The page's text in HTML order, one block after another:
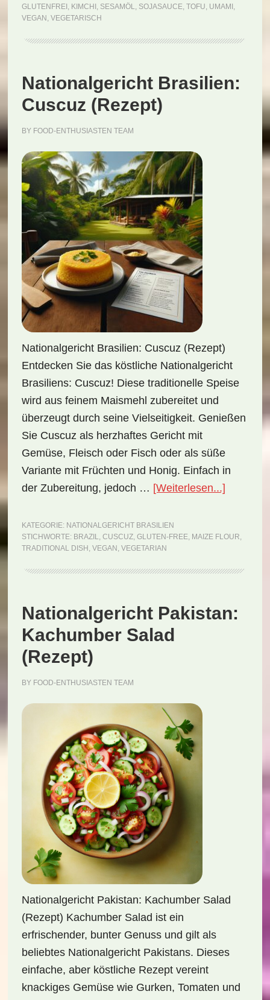
GLUTENFREI , KIMCHI , SESAMÖL, SOJASAUCE, TOFU, UMAMI ,
VEGAN , VEGETARISCH
Nationalgericht Brasilien:
Cuscuz (Rezept)
BY FOOD-ENTHUSIASTEN TEAM
Nationalgericht Brasilien: Cuscuz (Rezept)
Entdecken Sie das köstliche Nationalgericht
Brasiliens: Cuscuz! Diese traditionelle Speise
wird aus feinem Maismehl zubereitet und
überzeugt durch seine Vielseitigkeit. Genießen
Sie Cuscuz als herzhaftes Gericht mit
Gemüse, Fleisch oder Fisch oder als süße
Variante mit Früchten und Honig. Einfach in
der Zubereitung, jedoch … [Weiterlesen...]
(Rezept)
KATEGORIE: NATIONALGERICHT BRASILIEN
STICHWORTE: BRAZIL, CUSCUZ, GLUTEN-FREE, MAIZE FLOUR,
TRADITIONAL DISH , VEGAN , VEGETARIAN
Nationalgericht Pakistan:
Kachumber Salad
(Rezept)
BY FOOD-ENTHUSIASTEN TEAM
Nationalgericht Pakistan: Kachumber Salad
(Rezept) Kachumber Salad ist ein
erfrischender, bunter Genuss und gilt als
beliebtes Nationalgericht Pakistans. Dieses
einfache, aber köstliche Rezept vereint
knackiges Gemüse wie Gurken, Tomaten und